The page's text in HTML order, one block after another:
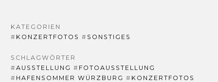
KATEGORIEN
# KONZERTFOTOS # SONSTIGES
SCHLAGWÖRTER
#AUSSTELLUNG # FOTOAUSSTELLUNG
# HAFENSOMMER WÜRZBURG # KONZERTFOTOS